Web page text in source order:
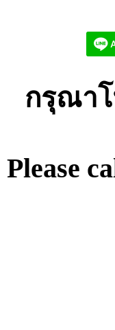
กรุณาโ
Please